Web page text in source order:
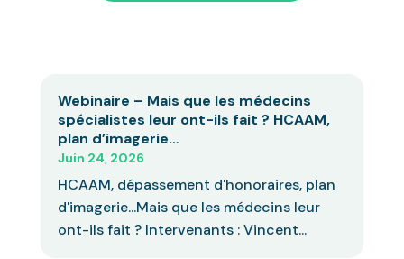
Webinaire – Mais que les médecins
spécialistes leur ont-ils fait ? HCAAM,
plan d’imagerie…
Juin 24, 2026
HCAAM, dépassement d'honoraires, plan
d'imagerie...Mais que les médecins leur
ont-ils fait ? Intervenants : Vincent...